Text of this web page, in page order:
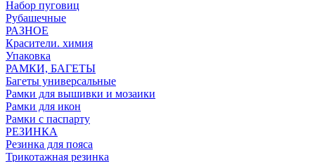
Набор пуговиц
Рубашечные
РАЗНОЕ
Красители. химия
Упаковка
РАМКИ, БАГЕТЫ
Багеты универсальные
Рамки для вышивки и мозаики
Рамки для икон
Рамки с паспарту
РЕЗИНКА
Резинка для пояса
Трикотажная резинка